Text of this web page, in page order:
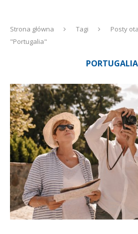
Strona główna Tagi
Posty
"Portugalia"
PORTUGALIA